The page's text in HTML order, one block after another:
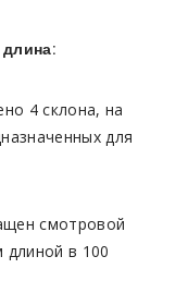
4 склона, на
для
смотровой
в 100